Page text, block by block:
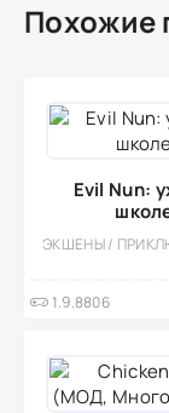
Похожие
Evil Nun:
1.9.8806